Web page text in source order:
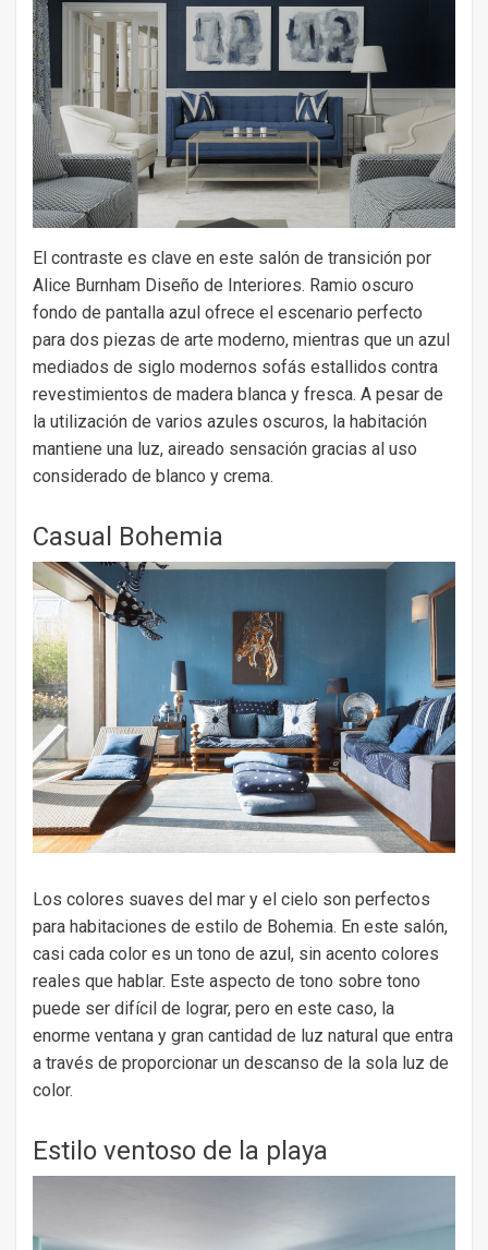
El contraste es clave en este salón de transición por
Alice Burnham Diseño de Interiores. Ramio oscuro
fondo de pantalla azul ofrece el escenario perfecto
para dos piezas de arte moderno, mientras que un azul
mediados de siglo modernos sofás estallidos contra
revestimientos de madera blanca y fresca. A pesar de
la utilización de varios azules oscuros, la habitación
mantiene una luz, aireado sensación gracias al uso
considerado de blanco y crema.
Casual Bohemia
Los colores suaves del mar y el cielo son perfectos
para habitaciones de estilo de Bohemia. En este salón,
casi cada color es un tono de azul, sin acento colores
reales que hablar. Este aspecto de tono sobre tono
puede ser difícil de lograr, pero en este caso, la
enorme ventana y gran cantidad de luz natural que entra
a través de proporcionar un descanso de la sola luz de
color.
Estilo ventoso de la playa